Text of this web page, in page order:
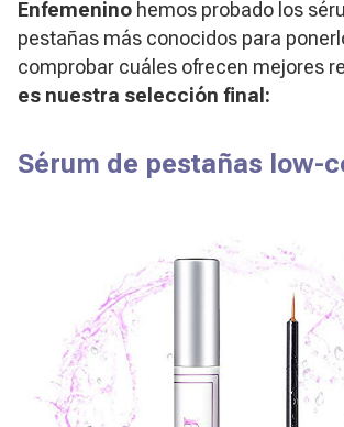
Enfemenino hemos probado los
pestañas más conocidos para
comprobar cuáles ofrecen mejores
es nuestra selección final:
Sérum de pestañas low-